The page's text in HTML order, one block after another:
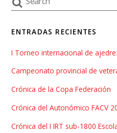
ENTRADAS RECIENTES
I Torneo internacional de
Campeonato provincial de
Crónica de la Copa Federación
Crónica del Autonómico FACV
Crónica del I IRT sub-1800